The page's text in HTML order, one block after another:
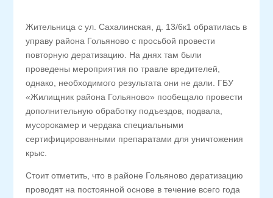
Жительница с ул. Сахалинская, д. 13/6к1 обратилась в
управу района Гольяново с просьбой провести
повторную дератизацию. На днях там были
проведены мероприятия по травле вредителей,
однако, необходимого результата они не дали. ГБУ
«Жилищник района Гольяново» пообещало провести
дополнительную обработку подъездов, подвала,
мусорокамер и чердака специальными
сертифицированными препаратами для уничтожения
крыс.
Стоит отметить, что в районе Гольяново дератизацию
проводят на постоянной основе в течение всего года